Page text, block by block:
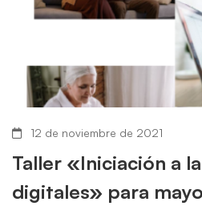
12 de noviembre de 2021
Taller «Iniciación a
digitales» para